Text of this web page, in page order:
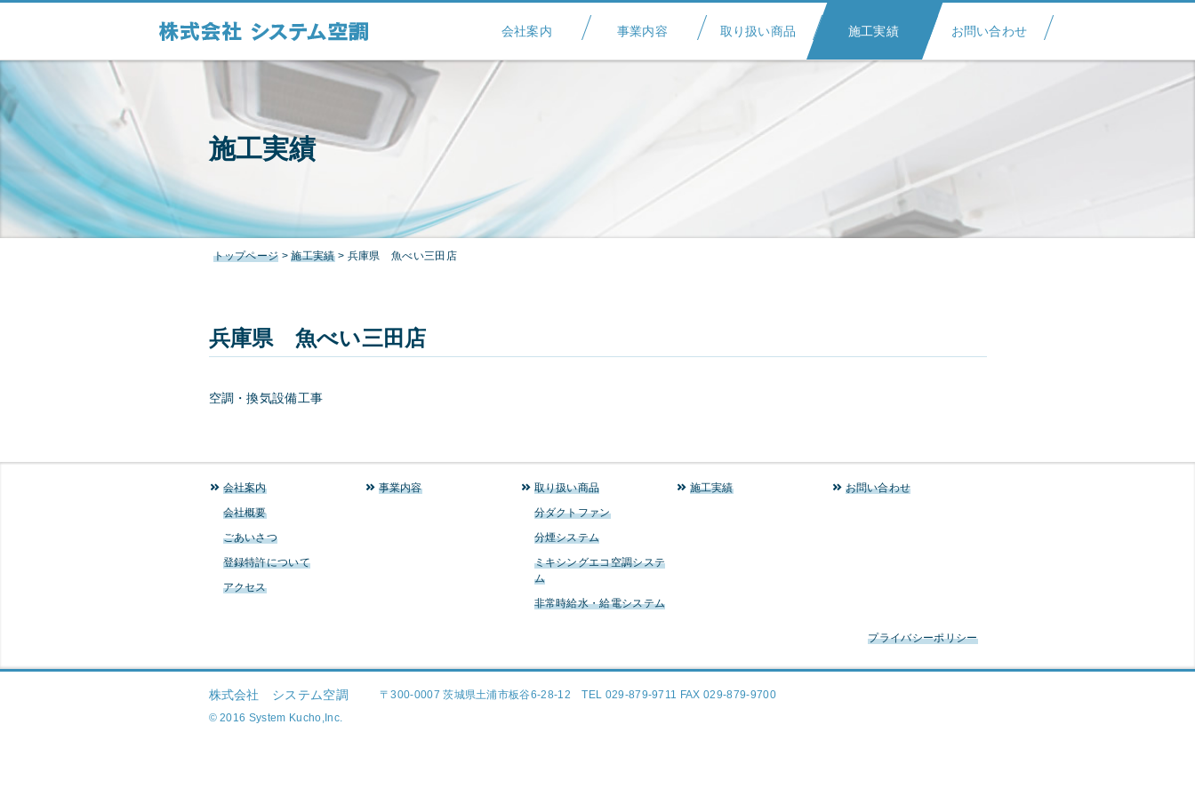
システム空調
会社案内 事業内容 取り扱い商品 施工実績 お問い合わせ
施工実績
トップページ >施工実績> 兵庫県 魚べい三田店
兵庫県 魚べい三田店
空調・換気設備工事
会社案内
会社概要
ごあいさつ
登録特許について
アクセス
事業内容
取り扱い商品
分ダクトファン
分煙システム
ミキシングエコ空調システ
ム
非常時給水・給電システム
施工実績 お問い合わせ
プライバシーポリシー
株式会社 システム空調
〒300-0007 茨城県土浦市板谷6-28-12 TEL 029-879-9711 FAX 029-879-9700
© 2016 System Kucho,Inc.